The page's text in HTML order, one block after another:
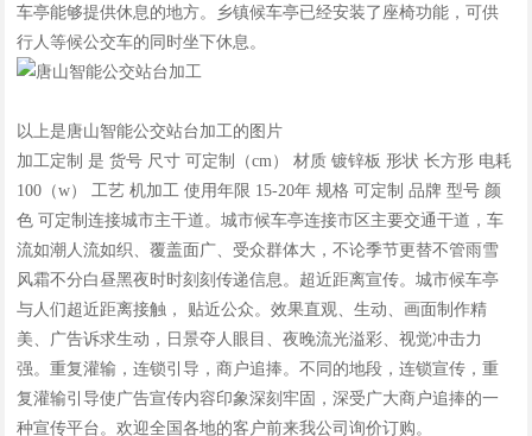
车亭能够提供休息的地方。乡镇候车亭已经安装了座椅功能，可供
行人等候公交车的同时坐下休息。
以上是唐山智能公交站台加工的图片
加工定制 是 货号 尺寸 可定制（cm） 材质 镀锌板 形状 长方形 电耗
100（w） 工艺 机加工 使用年限 15-20年 规格 可定制 品牌 型号 颜
色 可定制连接城市主干道。城市候车亭连接市区主要交通干道，车
流如潮人流如织、覆盖面广、受众群体大，不论季节更替不管雨雪
风霜不分白昼黑夜时时刻刻传递信息。超近距离宣传。城市候车亭
与人们超近距离接触， 贴近公众。效果直观、生动、画面制作精
美、广告诉求生动，日景夺人眼目、夜晚流光溢彩、视觉冲击力
强。重复灌输，连锁引导，商户追捧。不同的地段，连锁宣传，重
复灌输引导使广告宣传内容印象深刻牢固，深受广大商户追捧的一
种宣传平台。欢迎全国各地的客户前来我公司询价订购。